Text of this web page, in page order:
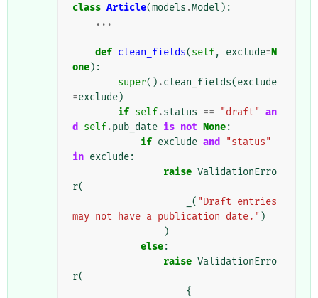
class Article(models .Model ):
...
def clean_fields(self, exclude=N
one):
super() .clean_fields(exclude
=exclude)
if self.status == "draft" an
d
self.pub_date is not None:
if exclude and
"status"
in exclude:
raise ValidationErro
r(
( "Draft entries
may not have a publication date." )
)
else:
raise ValidationErro
r(
{